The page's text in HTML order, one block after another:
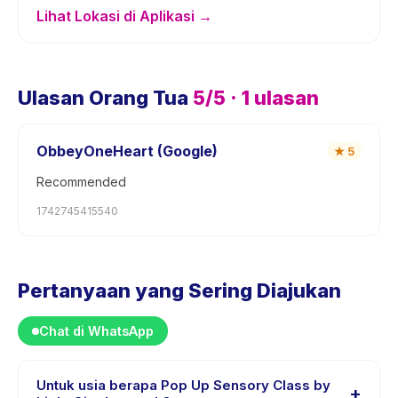
Lihat Lokasi di Aplikasi →
Ulasan Orang Tua 5/5 · 1 ulasan
ObbeyOneHeart (Google) ★ 5
Recommended
1742745415540
Pertanyaan yang Sering Diajukan
Chat di WhatsApp
Untuk usia berapa Pop Up Sensory Class by
+